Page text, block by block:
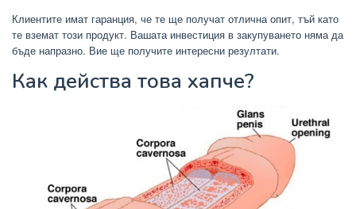
Клиентите имат гаранция, че те ще получат отлична опит, тъй като
те вземат този продукт. Вашата инвестиция в закупуването няма да
бъде напразно. Вие ще получите интересни резултати.
Как действа това хапче?